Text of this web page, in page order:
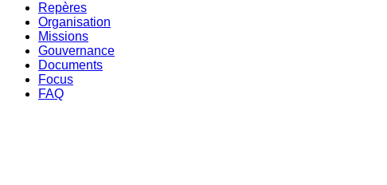
Repères
Organisation
Missions
Gouvernance
Documents
Focus
FAQ